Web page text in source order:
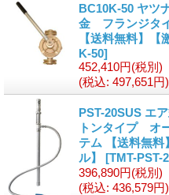
BC10K-50 ヤツ
金 フランジタ
【送料無料】【
K-50]
452,410円(税別)
(税込: 497,651円)
PST-20SUS エ
トンタイプ オ
テム 【送料無料
ル】 [TMT-PST-
396,890円(税別)
(税込: 436,579円)